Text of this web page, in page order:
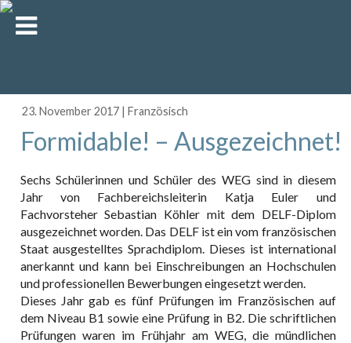
23. November 2017 |Französisch
Formidable! – Ausgezeichnet!
Sechs Schülerinnen und Schüler des WEG sind in diesem
Jahr von Fachbereichsleiterin Katja Euler und
Fachvorsteher Sebastian Köhler mit dem DELF-Diplom
ausgezeichnet worden. Das DELF ist ein vom französischen
Staat ausgestelltes Sprachdiplom. Dieses ist international
anerkannt und kann bei Einschreibungen an Hochschulen
und professionellen Bewerbungen eingesetzt werden.
Dieses Jahr gab es fünf Prüfungen im Französischen auf
dem Niveau B1 sowie eine Prüfung in B2. Die schriftlichen
Prüfungen waren im Frühjahr am WEG, die mündlichen